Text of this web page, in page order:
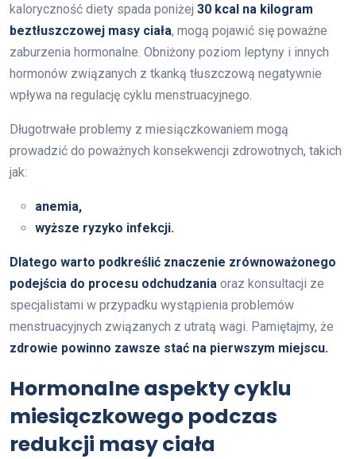
kaloryczność diety spada poniżej 30 kcal na kilogram
beztłuszczowej masy ciała, mogą pojawić się poważne
zaburzenia hormonalne. Obniżony poziom leptyny i innych
hormonów związanych z tkanką tłuszczową negatywnie
wpływa na regulację cyklu menstruacyjnego.
Długotrwałe problemy z miesiączkowaniem mogą
prowadzić do poważnych konsekwencji zdrowotnych, takich
jak:
anemia,
wyższe ryzyko infekcji.
Dlatego warto podkreślić znaczenie zrównoważonego
podejścia do procesu odchudzania oraz konsultacji ze
specjalistami w przypadku wystąpienia problemów
menstruacyjnych związanych z utratą wagi. Pamiętajmy, że
zdrowie powinno zawsze stać na pierwszym miejscu.
Hormonalne aspekty cyklu
miesiączkowego podczas
redukcji masy ciała